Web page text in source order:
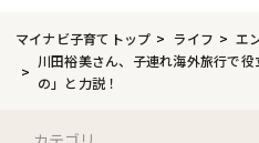
マイナビ子育てトップ ライフ
エ
川田裕美さん、子連れ海外旅行で
の」と力説！